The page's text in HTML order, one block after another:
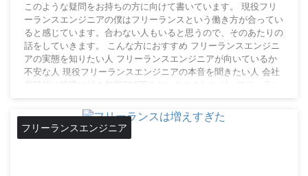
このような疑問をお持ちの方に向けて書いています。 現役フリ
ーランスエンジニアの僕はフリーランスという働き方が合ってい
ると感じています。合わない人もいると思うので、そのあたりの
話をしていきます。 こんな方におすすめ フリーランスエンジニ
アの実態を知りたい人 フリーランスエンジニアが向いているか
不安な人 現役フリーランスエンジニアの本音を聞きたい人 会社
員時代は役職に付き年収700万くらいありましたが、フリーラン
せんが、会社員時代より満足しています。 ...
フリーランスエンジニア